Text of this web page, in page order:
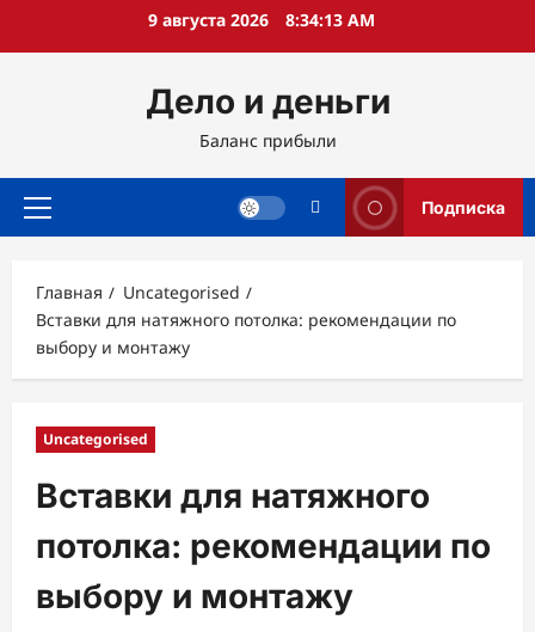
9 августа 2026 8:34:14 AM
Дело и деньги
Баланс прибыли
Основное
Подписка
Главная
Uncategorised
Вставки для натяжного потолка: рекомендации по
выбору и монтажу
Uncategorised
Вставки для натяжного
потолка: рекомендации по
выбору и монтажу